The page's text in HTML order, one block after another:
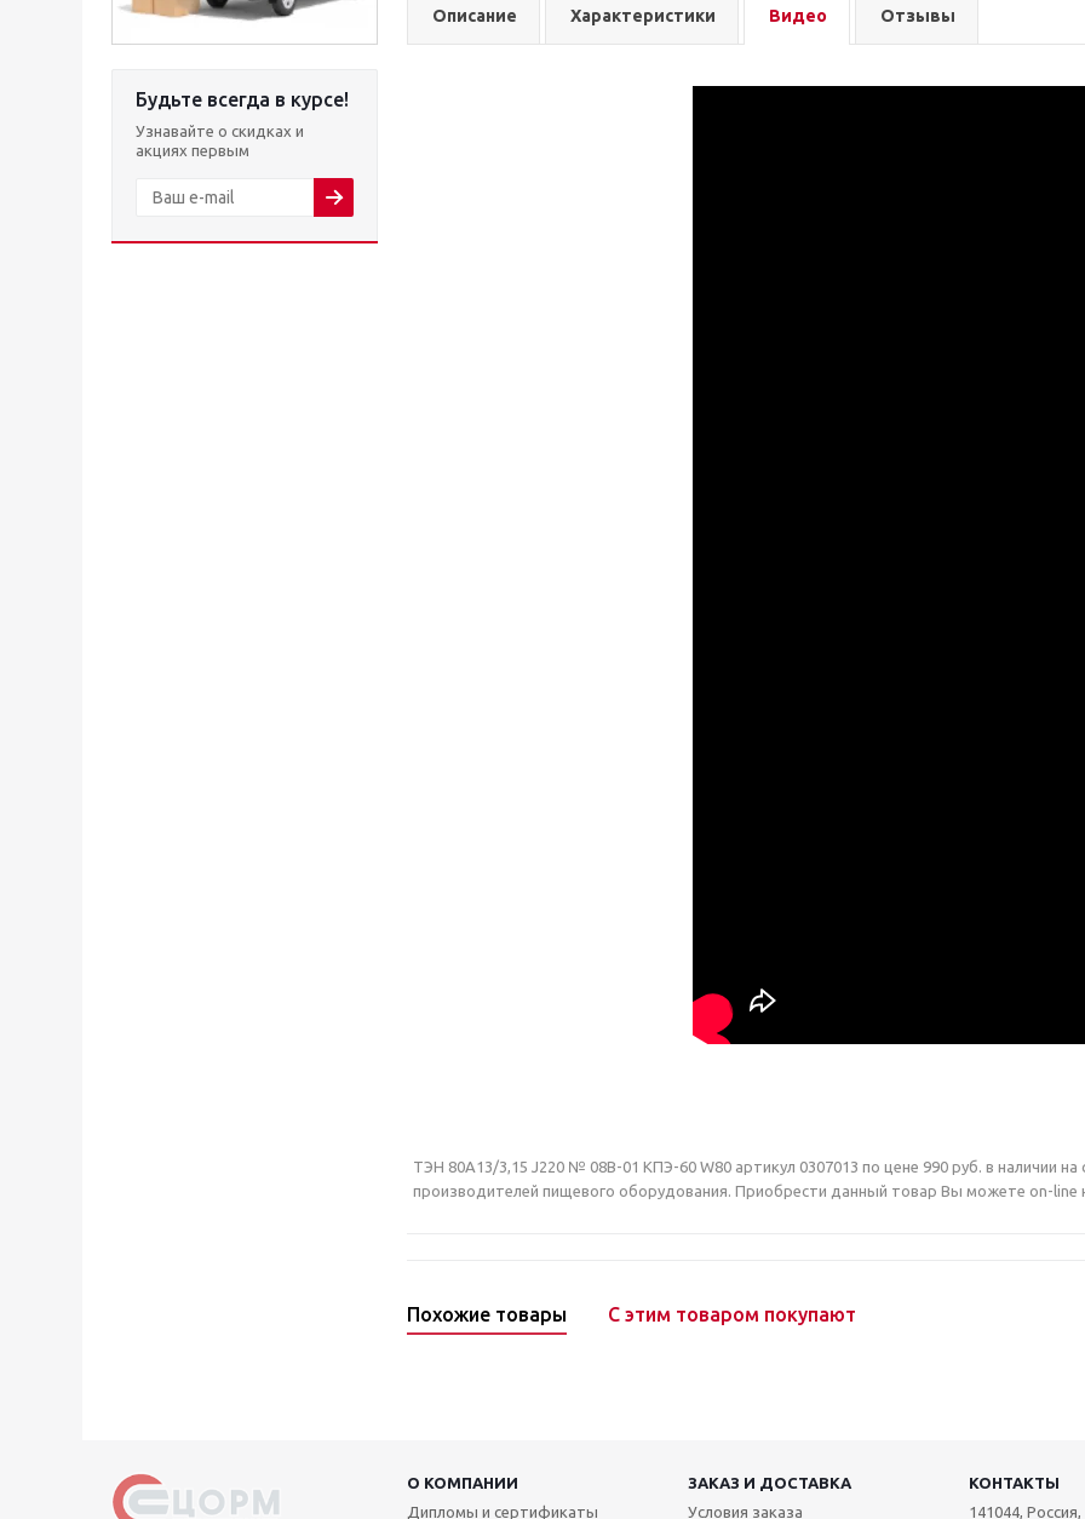
Будьте всегда в курсе!
Узнавайте о скидках и
акциях первым
Описание Характеристики Видео Отзывы
ТЭН 80А13/3,15 J220 № 08В-01 КПЭ-60 W80 артикул 0307013 по цене 990 руб. в наличии
производителей пищевого оборудования. Приобрести данный товар Вы можете on-line
Похожие товары С этим товаром покупают
О КОМПАНИИ ЗАКАЗ И ДОСТАВКА
КОНТАКТЫ
Дипломы и сертификаты
Условия заказа 141044,